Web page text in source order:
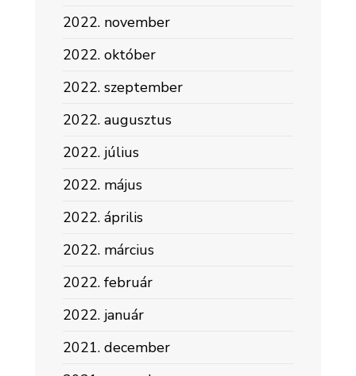
2022. november
2022. október
2022. szeptember
2022. augusztus
2022. július
2022. május
2022. április
2022. március
2022. február
2022. január
2021. december